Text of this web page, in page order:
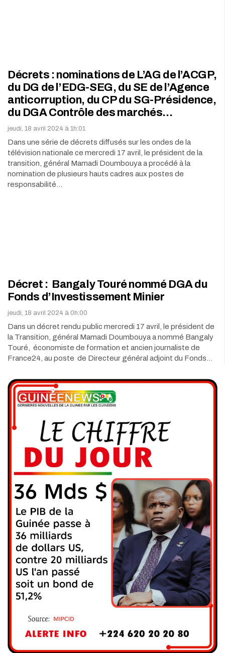
Décrets : nominations de L’AG de l’ACGP,
du DG de l’EDG-SEG, du SE de l’Agence
anticorruption, du CP du SG-Présidence,
du DGA Contrôle des marchés…
jeudi, 18 avril 2024 à 1h:01
Dans une série de décrets diffusés sur les ondes de la
télévision nationale ce mercredi 17 avril, le président de la
transition, général Mamadi Doumbouya a procédé à la
nomination de plusieurs hauts cadres aux postes de
responsabilité…
Décret : Bangaly Touré nommé DGA du
Fonds d’Investissement Minier
jeudi, 18 avril 2024 à 0h:00
Dans un décret rendu public mercredi 17 avril, le président de
la Transition, général Mamadi Doumbouya a nommé Bangaly
Touré, économiste de formation et ancien journaliste de
France24, au poste de Directeur général adjoint du Fonds…